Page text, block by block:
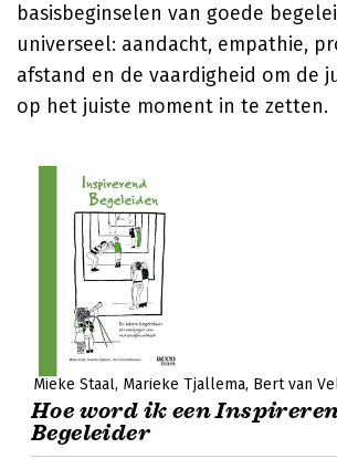
basisbeginselen van goede
universeel: aandacht, empathie,
afstand en de vaardigheid om de
op het juiste moment in te zetten.
Mieke Staal Marieke Tjallema Bert van
Hoe word ik een
Begeleider